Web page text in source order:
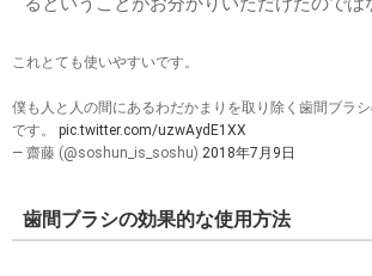
これとても使いやすいです。
僕も人と人の間にあるわだかまりを取り除く歯間ブラ
です。 pic.twitter.com/uzwAydE1XX
— 齋藤 (@soshun_is_soshu) 2018年7月9日
歯間ブラシの効果的な使用方法